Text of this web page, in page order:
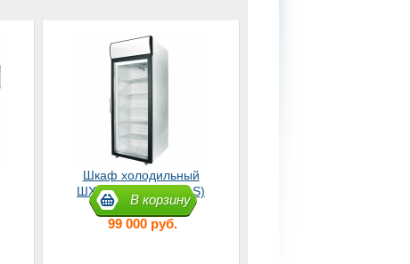
В корзину
Шкаф холодильный
ШХ-0,7 ДС (DM107-S)
99 000 руб.